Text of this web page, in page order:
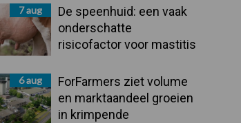
7 aug
De speenhuid: een vaak
onderschatte
risicofactor voor mastitis
6 aug
ForFarmers ziet volume
en marktaandeel groeien
in krimpende